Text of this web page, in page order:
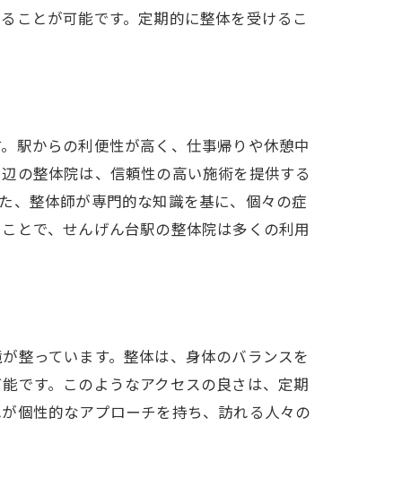
ことが可能です。定期的に整体を受けるこ
駅からの利便性が高く、仕事帰りや休憩中
の整体院は、信頼性の高い施術を提供する
、整体師が専門的な知識を基に、個々の症
とで、せんげん台駅の整体院は多くの利用
整っています。整体は、身体のバランスを
です。このようなアクセスの良さは、定期
個性的なアプローチを持ち、訪れる人々の